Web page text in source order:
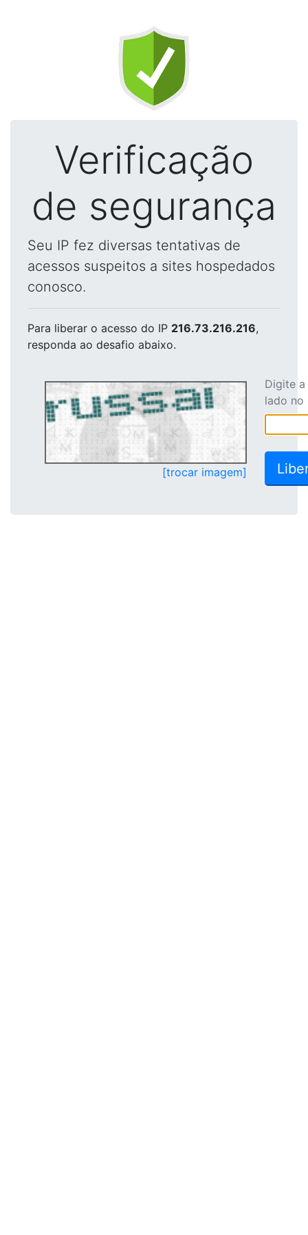
Verificação
de segurança
Seu IP fez diversas tentativas de
acessos suspeitos a sites hospedados
conosco.
Para liberar o acesso do IP 216.73.216.216,
responda ao desafio abaixo.
[trocar imagem]
Digite
lado no